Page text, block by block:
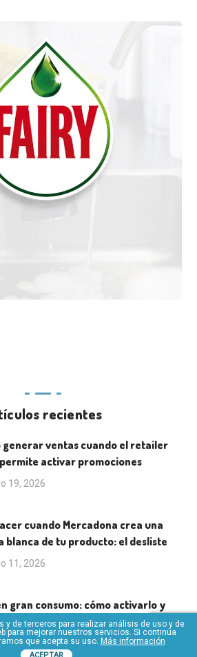
recientes
generar ventas cuando el retailer
activar promociones
19, 2026
cuando Mercadona crea una
blanca de tu producto: el desliste
11, 2026
gran consumo: cómo activarlo y
31, 2025
y de terceros para realizar análisis de uso y de
para mejorar nuestros servicios. Si continúa
que acepta su uso. Más información